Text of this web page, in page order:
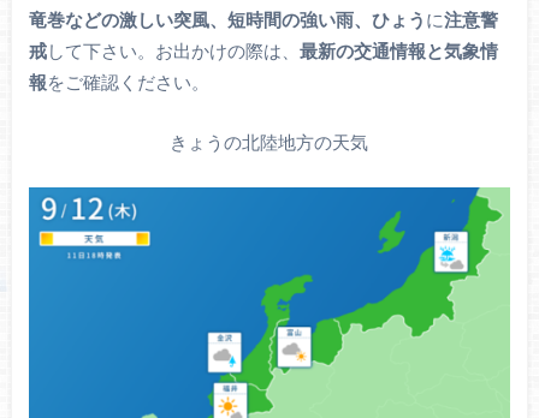
竜巻などの激しい突風、短時間の強い雨、ひょう に注意警
戒して下さい。お出かけの際は、 最新の交通情報と気象情
報をご確認ください。
きょうの北陸地方の天気